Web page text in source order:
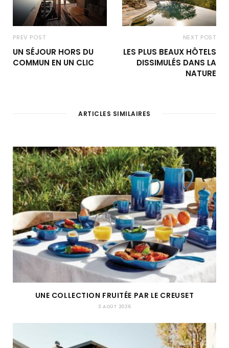
PREV POST
UN SÉJOUR HORS DU
COMMUN EN UN CLIC
NEXT POST
LES PLUS BEAUX HÔTELS
DISSIMULÉS DANS LA
NATURE
ARTICLES SIMILAIRES
UNE COLLECTION FRUITÉE PAR LE CREUSET
3 AOÛT 2026